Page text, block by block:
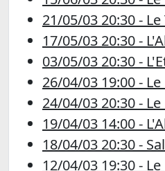
21/05/03 20:30 -
17/05/03 20:30 -
03/05/03 20:30 -
26/04/03 19:00 -
24/04/03 20:30 -
19/04/03 14:00 -
18/04/03 20:30 -
12/04/03 19:30 -